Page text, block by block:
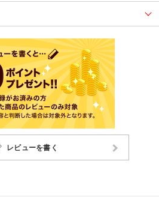
レビューを書く